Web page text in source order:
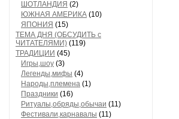
ШОТЛАНДИЯ (2)
ЮЖНАЯ АМЕРИКА (10)
ЯПОНИЯ (15)
ТЕМА ДНЯ (ОБСУДИТЬ с
ЧИТАТЕЛЯМИ) (119)
ТРАДИЦИИ (45)
Игры,шоу (3)
Легенды,мифы (4)
Народы,племена (1)
Праздники (16)
Ритуалы,обряды,обычаи (11)
Фестивали,карнавалы (11)